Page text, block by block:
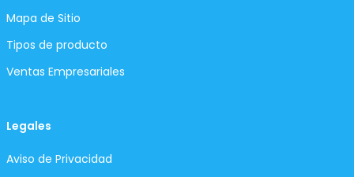
Mapa de Sitio
Tipos de producto
Ventas Empresariales
Legales
Aviso de Privacidad